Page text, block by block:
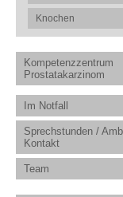
Knochen
Kompetenzzentrum
Prostatakarzinom
Im Notfall
Sprechstunden /
Kontakt
Team